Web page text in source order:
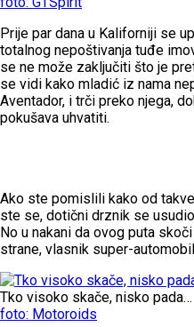
Prije par dana u Kaliforniji se
totalnog nepoštivanja tuđe
se ne može zaključiti što je
se vidi kako mladić iz nama
Aventador, i trči preko njega,
pokušava uhvatiti.
Ako ste pomislili kako od
ste se, dotični drznik se
No u nakani da ovog puta
strane, vlasnik super-
Tko visoko skače, nisko pada…
foto: Motoroids